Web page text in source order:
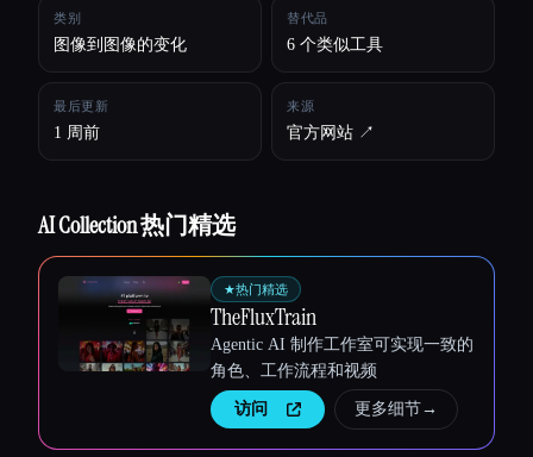
Esc
类别
图像到图像的变化
替代品
6 个类似工具
最后更新
1 周前
来源
官方网站 ↗︎
AI Collection 热门精选
★热门精选
TheFluxTrain
Agentic AI 制作工作室可实现一致的
角色、工作流程和视频
访问 更多细节→